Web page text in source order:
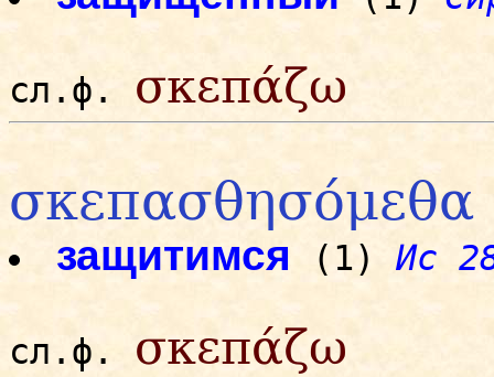
сл.ф. σκεπάζω
σκεπασθησόμεθα
защитимся (1) Ис
сл.ф. σκεπάζω